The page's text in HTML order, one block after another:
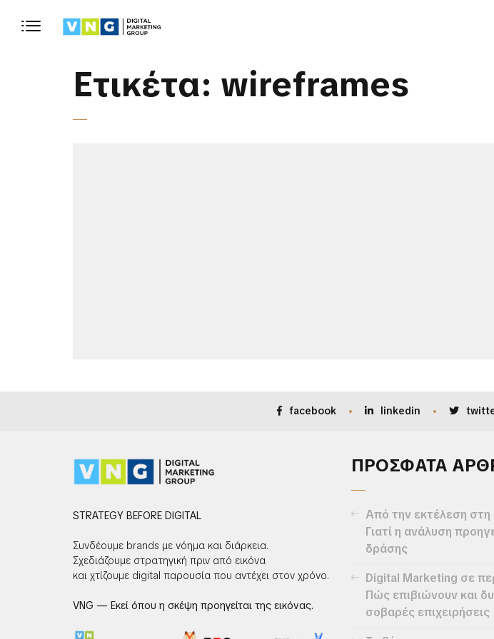
Ετικέτα: wireframes
facebook linkedin
STRATEGY BEFORE DIGITAL
Συνδέουμε brands με νόημα και διάρκεια.
Σχεδιάζουμε στρατηγική πριν από εικόνα
και χτίζουμε digital παρουσία που αντέχει στον χρόνο.
VNG — Εκεί όπου η σκέψη προηγείται της εικόνας.
ΠΡΟΣΦΑΤΑ
Από την εκτέλεση στη
Γιατί η ανάλυση
δράσης
Digital Marketing σε
Πώς επιβιώνουν και
σοβαρές επιχειρήσεις